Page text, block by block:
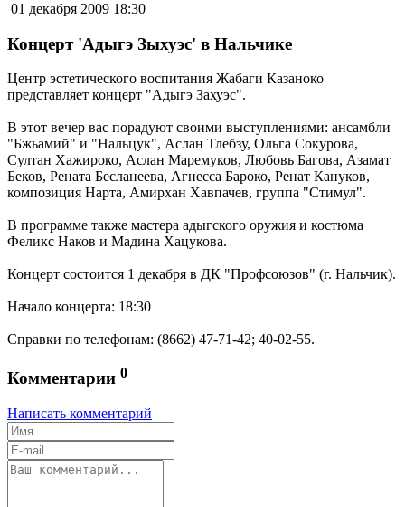
01 декабря 2009 18:30
Концерт 'Адыгэ Зыхуэс' в Нальчике
Центр эстетического воспитания Жабаги Казаноко
представляет концерт "Адыгэ Захуэс".
В этот вечер вас порадуют своими выступлениями: ансамбли
"Бжьамий" и "Нальцук", Аслан Тлебзу, Ольга Сокурова,
Султан Хажироко, Аслан Маремуков, Любовь Багова, Азамат
Беков, Рената Бесланеева, Агнесса Бароко, Ренат Кануков,
композиция Нарта, Амирхан Хавпачев, группа "Стимул".
В программе также мастера адыгского оружия и костюма
Феликс Наков и Мадина Хацукова.
Концерт состоится 1 декабря в ДК "Профсоюзов" (г. Нальчик).
Начало концерта: 18:30
Справки по телефонам: (8662) 47-71-42; 40-02-55.
Комментарии 0
Написать комментарий